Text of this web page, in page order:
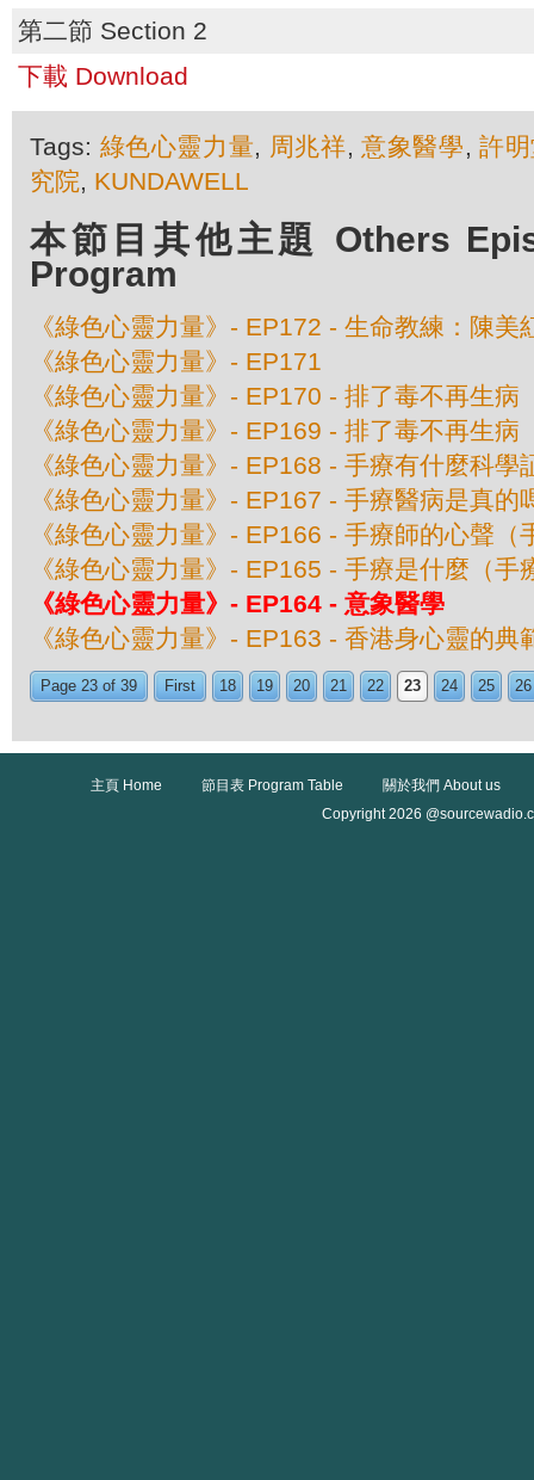
第二節 Section 2
下載 Download
Tags: 綠色心靈力量, 周兆祥,意象醫學,許
究院, KUNDAWELL
本節目其他主題 Others
Program
《綠色心靈力量》- EP172 - 生命教練：陳美
《綠色心靈力量》- EP171
《綠色心靈力量》- EP170 - 排了毒不再生病
《綠色心靈力量》- EP169 - 排了毒不再生病
《綠色心靈力量》- EP168 - 手療有什麼科學
《綠色心靈力量》- EP167 - 手療醫病是真的
《綠色心靈力量》- EP166 - 手療師的心聲（
《綠色心靈力量》- EP165 - 手療是什麼（手
《綠色心靈力量》- EP164 - 意象醫學
《綠色心靈力量》- EP163 - 香港身心靈的典
Page 23 of 39 First 18 19 20 21 22 23 24 25 26
主頁 Home 節目表 Program Table
關於我們 About us
Copyright 2026